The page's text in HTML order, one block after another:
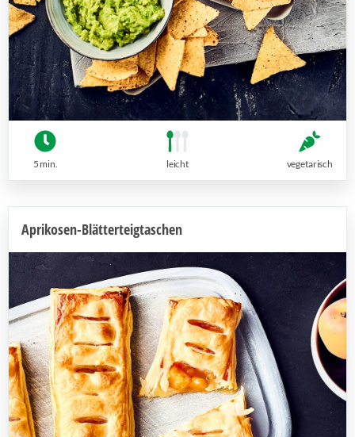
5 min. leicht vegetarisch
Aprikosen-Blätterteigtaschen